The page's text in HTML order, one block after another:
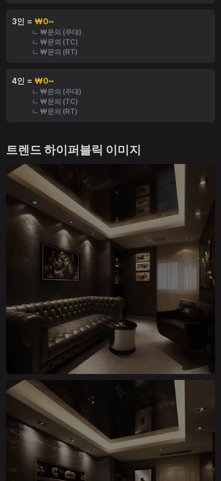
3인 = ₩0~
ㄴ ₩문의 (주대)
ㄴ ₩문의 (TC)
ㄴ ₩문의 (RT)
4인 = ₩0~
ㄴ ₩문의 (주대)
ㄴ ₩문의 (TC)
ㄴ ₩문의 (RT)
트렌드 하이퍼블릭 이미지